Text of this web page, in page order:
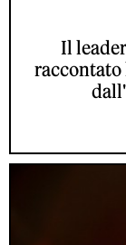
Il
raccontato